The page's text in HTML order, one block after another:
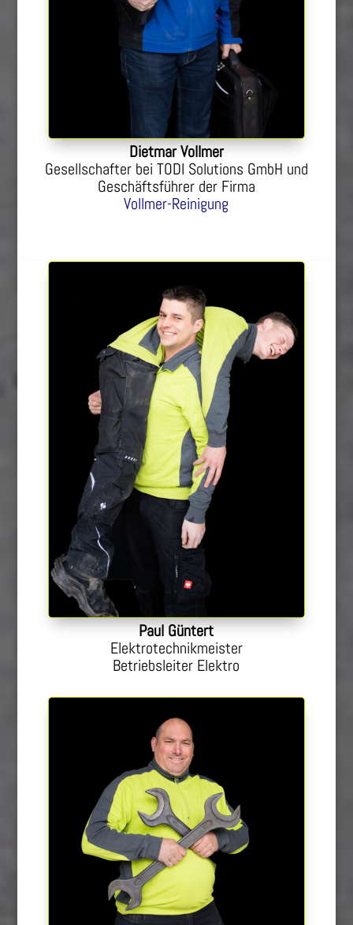
Dietmar Vollmer
Gesellschafter bei TODI Solutions GmbH und
Geschäftsführer der Firma
Vollmer-Reinigung
Paul Güntert
Elektrotechnikmeister
Betriebsleiter Elektro